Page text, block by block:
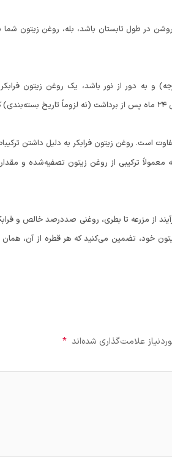
و روشن در طول تابستان باشد، بله، روغن
اگر منظور، دمای کنترل‌شده و خنک (حدود ۲۰ درجه) و به دور از نور
است. روغن زیتون فرابکر به دلیل داشتن
معمولاً ترکیبی از روغن زیتون تصفیه‌شده و
از مزرعه تا بطری، روغنی صددرصد خالص و
خود، تضمین می‌کنید که هر قطره از آن، همان
علامت‌گذاری شده‌اند *